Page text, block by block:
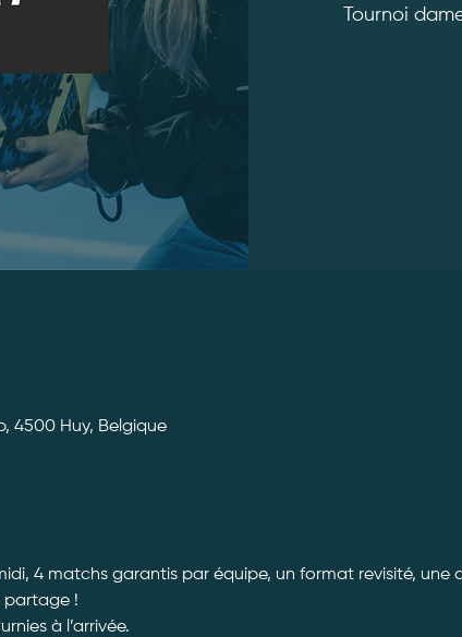
Tournoi
4500 Huy, Belgique
4 matchs garantis par équipe, un format revisité, une
partage !
à l’arrivée.